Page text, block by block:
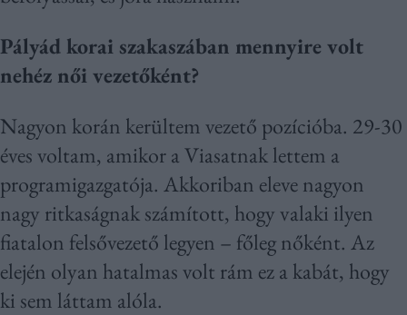
Pályád korai szakaszában mennyire volt
nehéz női vezetőként?
Nagyon korán kerültem vezető pozícióba. 29-30
éves voltam, amikor a Viasatnak lettem a
programigazgatója. Akkoriban eleve nagyon
nagy ritkaságnak számított, hogy valaki ilyen
fiatalon felsővezető legyen – főleg nőként. Az
elején olyan hatalmas volt rám ez a kabát, hogy
ki sem láttam alóla.